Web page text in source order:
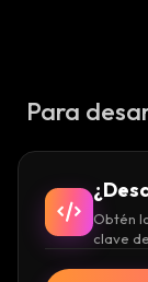
Para
Obtén
clave